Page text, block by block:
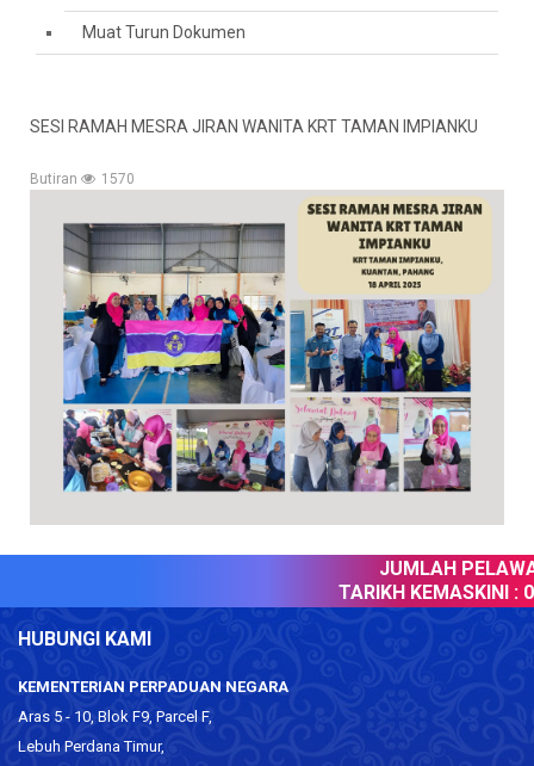
Muat Turun Dokumen
SESI RAMAH MESRA JIRAN WANITA KRT TAMAN IMPIANKU
Butiran 1570
JUMLAH
TARIKH KEMASKINI :
HUBUNGI KAMI
KEMENTERIAN PERPADUAN NEGARA
Aras 5 - 10, Blok F9, Parcel F,
Lebuh Perdana Timur,